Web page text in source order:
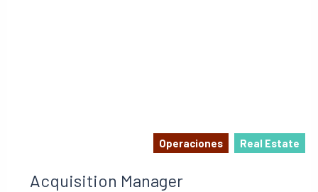
Operaciones Real Estate
Acquisition Manager